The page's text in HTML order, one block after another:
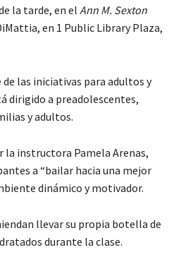
la tarde, en el Ann M. Sexton
en 1 Public Library Plaza,
las iniciativas para adultos y
dirigido a preadolescentes,
y adultos.
la instructora Pamela Arenas,
a “bailar hacia una mejor
dinámico y motivador.
llevar su propia botella de
durante la clase.